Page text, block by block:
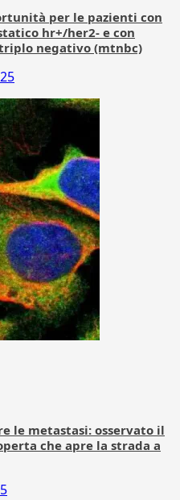
per le pazienti con
hr+/her2- e con
negativo (mtnbc)
le metastasi: osservato il
che apre la strada a